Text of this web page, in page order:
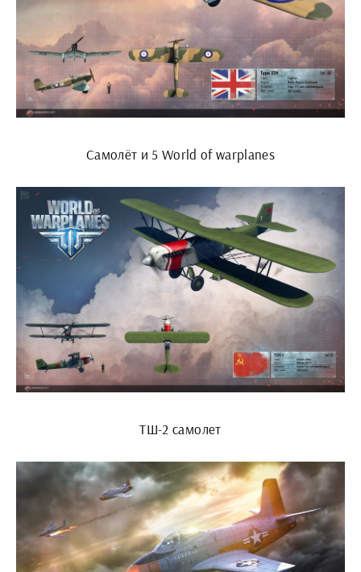
Самолёт и 5 World of warplanes
ТШ-2 самолет